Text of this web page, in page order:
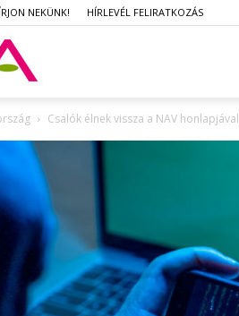
ÍRJON NEKÜNK! HÍRLEVÉL FELIRATKOZÁS
Csalók élnek vissza a NAV honlapjával